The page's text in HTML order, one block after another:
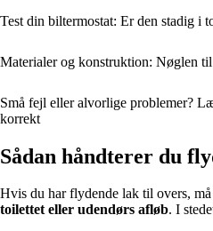
Test din biltermostat: Er den stadig i
Materialer og konstruktion: Nøglen
Små fejl eller alvorlige problemer?
korrekt
Sådan håndterer du
Hvis du har flydende lak til overs,
toilettet eller udendørs afløb. I